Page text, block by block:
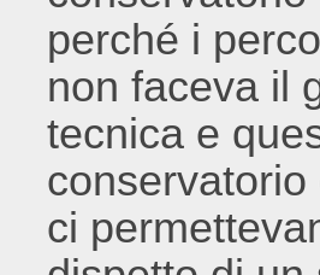
perché i
non faceva il
tecnica e
conservatorio
ci